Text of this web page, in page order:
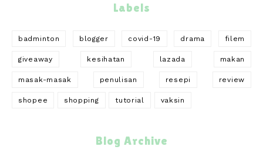
Labels
badminton blogger covid-19 drama filem
giveaway kesihatan lazada makan
masak-masak penulisan resepi review
shopee shopping tutorial vaksin
Blog Archive